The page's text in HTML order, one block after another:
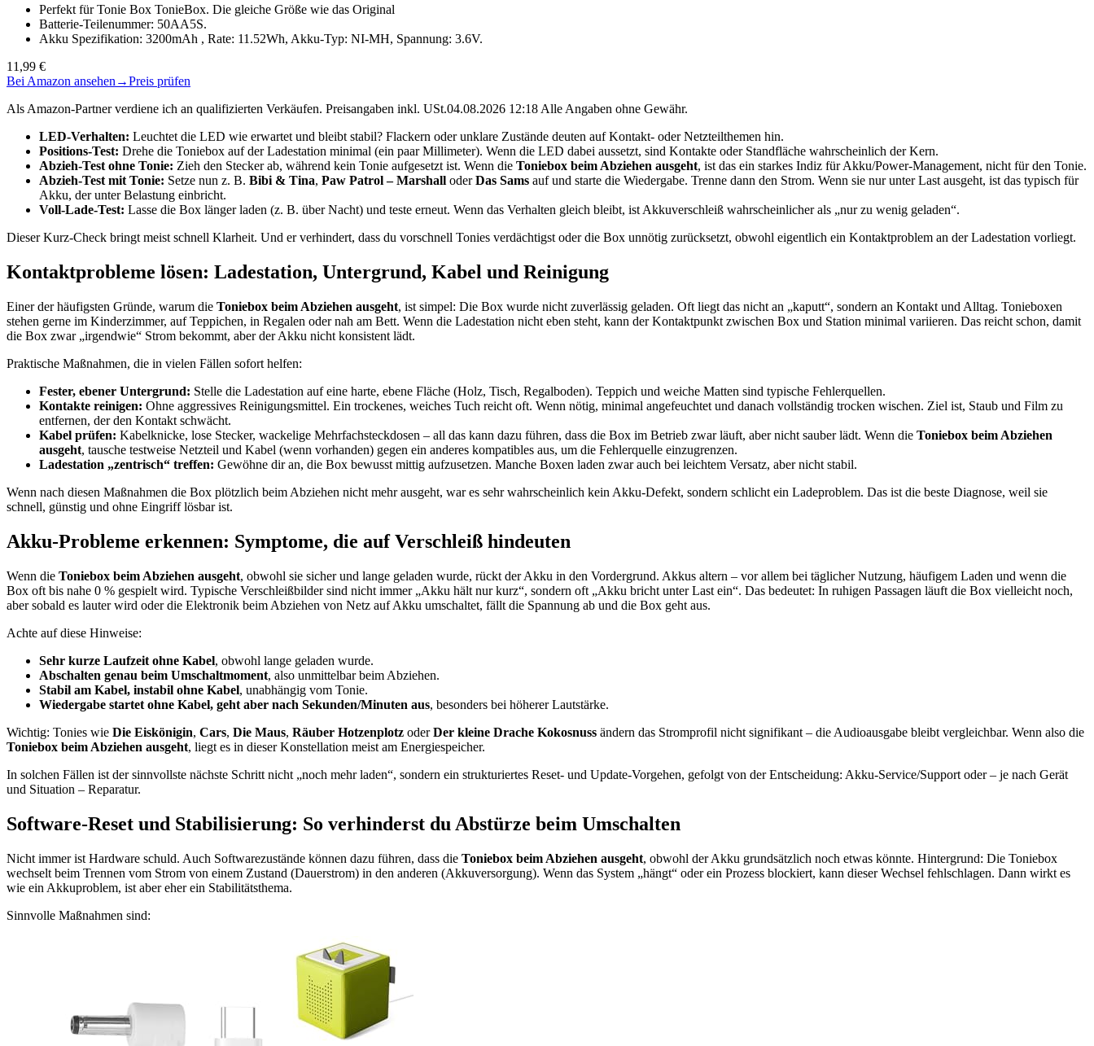
Perfekt für Tonie Box TonieBox. Die gleiche Größe wie das Original
Batterie-Teilenummer: 50AA5S.
Akku Spezifikation: 3200mAh , Rate: 11.52Wh, Akku-Typ: NI-MH, Spannung: 3.6V.
11,99 €
Bei Amazon ansehen →Preis prüfen
Als Amazon-Partner verdiene ich an qualifizierten Verkäufen. Preisangaben inkl. USt.04.08.2026 12:18 Alle Angaben ohne Gewähr.
LED-Verhalten: Leuchtet die LED wie erwartet und bleibt stabil? Flackern oder unklare Zustände deuten auf Kontakt- oder Netzteilthemen hin.
Positions-Test: Drehe die Toniebox auf der Ladestation minimal (ein paar Millimeter). Wenn die LED dabei aussetzt, sind Kontakte oder Standfläche wahrscheinlich der Kern.
Abzieh-Test ohne Tonie: Zieh den Stecker ab, während kein Tonie aufgesetzt ist. Wenn die Toniebox beim Abziehen ausgeht, ist das ein starkes Indiz für Akku/Power-Management, nicht für den Tonie.
Abzieh-Test mit Tonie: Setze nun z. B. Bibi & Tina, Paw Patrol – Marshall oderDas Sams auf und starte die Wiedergabe. Trenne dann den Strom. Wenn sie nur unter Last ausgeht, ist das typisch für
Akku, der unter Belastung einbricht.
Voll-Lade-Test: Lasse die Box länger laden (z. B. über Nacht) und teste erneut. Wenn das Verhalten gleich bleibt, ist Akkuverschleiß wahrscheinlicher als „nur zu wenig geladen“.
Dieser Kurz-Check bringt meist schnell Klarheit. Und er verhindert, dass du vorschnell Tonies verdächtigst oder die Box unnötig zurücksetzt, obwohl eigentlich ein Kontaktproblem an der Ladestation vorliegt.
Kontaktprobleme lösen: Ladestation, Untergrund, Kabel und Reinigung
Einer der häufigsten Gründe, warum die Toniebox beim Abziehen ausgeht, ist simpel: Die Box wurde nicht zuverlässig geladen. Oft liegt das nicht an „kaputt“, sondern an Kontakt und Alltag. Tonieboxen
stehen gerne im Kinderzimmer, auf Teppichen, in Regalen oder nah am Bett. Wenn die Ladestation nicht eben steht, kann der Kontaktpunkt zwischen Box und Station minimal variieren. Das reicht schon, damit
die Box zwar „irgendwie“ Strom bekommt, aber der Akku nicht konsistent lädt.
Praktische Maßnahmen, die in vielen Fällen sofort helfen:
Fester, ebener Untergrund: Stelle die Ladestation auf eine harte, ebene Fläche (Holz, Tisch, Regalboden). Teppich und weiche Matten sind typische Fehlerquellen.
Kontakte reinigen: Ohne aggressives Reinigungsmittel. Ein trockenes, weiches Tuch reicht oft. Wenn nötig, minimal angefeuchtet und danach vollständig trocken wischen. Ziel ist, Staub und Film zu
entfernen, der den Kontakt schwächt.
Kabel prüfen: Kabelknicke, lose Stecker, wackelige Mehrfachsteckdosen – all das kann dazu führen, dass die Box im Betrieb zwar läuft, aber nicht sauber lädt. Wenn die Toniebox beim Abziehen
ausgeht, tausche testweise Netzteil und Kabel (wenn vorhanden) gegen ein anderes kompatibles aus, um die Fehlerquelle einzugrenzen.
Ladestation „zentrisch“ treffen: Gewöhne dir an, die Box bewusst mittig aufzusetzen. Manche Boxen laden zwar auch bei leichtem Versatz, aber nicht stabil.
Wenn nach diesen Maßnahmen die Box plötzlich beim Abziehen nicht mehr ausgeht, war es sehr wahrscheinlich kein Akku-Defekt, sondern schlicht ein Ladeproblem. Das ist die beste Diagnose, weil sie
schnell, günstig und ohne Eingriff lösbar ist.
Akku-Probleme erkennen: Symptome, die auf Verschleiß hindeuten
Wenn die Toniebox beim Abziehen ausgeht, obwohl sie sicher und lange geladen wurde, rückt der Akku in den Vordergrund. Akkus altern – vor allem bei täglicher Nutzung, häufigem Laden und wenn die
Box oft bis nahe 0 % gespielt wird. Typische Verschleißbilder sind nicht immer „Akku hält nur kurz“, sondern oft „Akku bricht unter Last ein“. Das bedeutet: In ruhigen Passagen läuft die Box vielleicht noch,
aber sobald es lauter wird oder die Elektronik beim Abziehen von Netz auf Akku umschaltet, fällt die Spannung ab und die Box geht aus.
Achte auf diese Hinweise:
Sehr kurze Laufzeit ohne Kabel, obwohl lange geladen wurde.
Abschalten genau beim Umschaltmoment, also unmittelbar beim Abziehen.
Stabil am Kabel, instabil ohne Kabel, unabhängig vom Tonie.
Wiedergabe startet ohne Kabel, geht aber nach Sekunden/Minuten aus, besonders bei höherer Lautstärke.
Wichtig: Tonies wie Die Eiskönigin, Cars, Die Maus, Räuber Hotzenplotz oderDer kleine Drache Kokosnuss ändern das Stromprofil nicht signifikant – die Audioausgabe bleibt vergleichbar. Wenn also die
Toniebox beim Abziehen ausgeht, liegt es in dieser Konstellation meist am Energiespeicher.
In solchen Fällen ist der sinnvollste nächste Schritt nicht „noch mehr laden“, sondern ein strukturiertes Reset- und Update-Vorgehen, gefolgt von der Entscheidung: Akku-Service/Support oder – je nach Gerät
und Situation – Reparatur.
Software-Reset und Stabilisierung: So verhinderst du Abstürze beim Umschalten
Nicht immer ist Hardware schuld. Auch Softwarezustände können dazu führen, dass die Toniebox beim Abziehen ausgeht, obwohl der Akku grundsätzlich noch etwas könnte. Hintergrund: Die Toniebox
wechselt beim Trennen vom Strom von einem Zustand (Dauerstrom) in den anderen (Akkuversorgung). Wenn das System „hängt“ oder ein Prozess blockiert, kann dieser Wechsel fehlschlagen. Dann wirkt es
wie ein Akkuproblem, ist aber eher ein Stabilitätsthema.
Sinnvolle Maßnahmen sind: